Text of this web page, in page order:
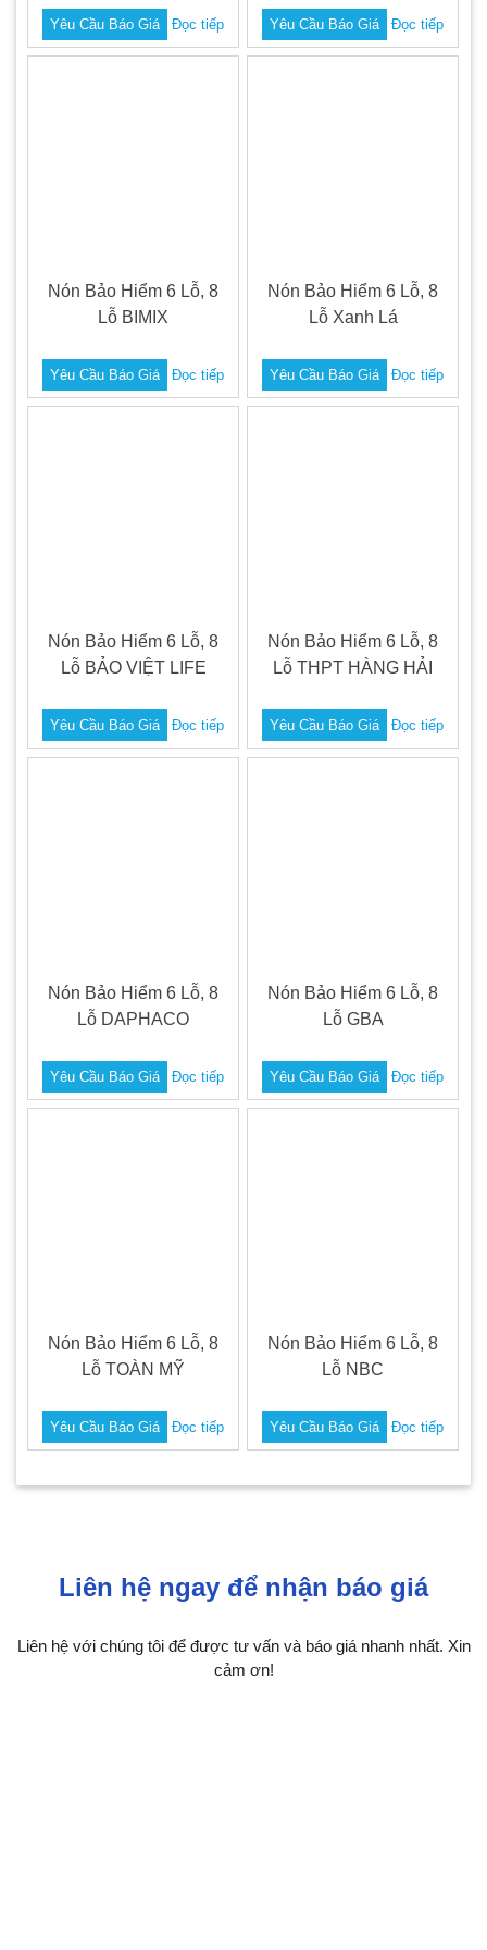
Yêu Cầu Báo Giá Đọc tiếp Yêu Cầu Báo Giá Đọc tiếp
Nón Bảo Hiểm 6 Lỗ, 8
Lỗ BIMIX
Yêu Cầu Báo Giá Đọc tiếp
Nón Bảo Hiểm 6 Lỗ, 8
Lỗ Xanh Lá
Yêu Cầu Báo Giá Đọc tiếp
Nón Bảo Hiểm 6 Lỗ, 8
Lỗ BẢO VIỆT LIFE
Yêu Cầu Báo Giá Đọc tiếp
Nón Bảo Hiểm 6 Lỗ, 8
Lỗ THPT HÀNG HẢI
Yêu Cầu Báo Giá Đọc tiếp
Nón Bảo Hiểm 6 Lỗ, 8
Lỗ DAPHACO
Yêu Cầu Báo Giá Đọc tiếp
Nón Bảo Hiểm 6 Lỗ, 8
Lỗ GBA
Yêu Cầu Báo Giá Đọc tiếp
Nón Bảo Hiểm 6 Lỗ, 8
Lỗ TOÀN MỸ
Yêu Cầu Báo Giá Đọc tiếp
Nón Bảo Hiểm 6 Lỗ, 8
Lỗ NBC
Yêu Cầu Báo Giá Đọc tiếp
Liên hệ ngay để nhận báo giá
Liên hệ với chúng tôi để được tư vấn và báo giá nhanh nhất. Xin
cảm ơn!